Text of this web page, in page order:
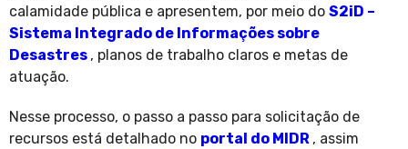
calamidade pública e apresentem, por meio do S2iD –
Sistema Integrado de Informações sobre
Desastres , planos de trabalho claros e metas de
atuação.
Nesse processo, o passo a passo para solicitação de
recursos está detalhado no portal do MIDR , assim